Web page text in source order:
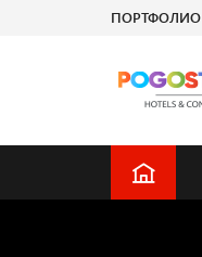
ПОРТФОЛИО